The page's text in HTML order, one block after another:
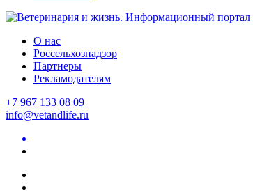
О нас
Россельхознадзор
Партнеры
Рекламодателям
+7 967 133 08 09
info@vetandlife.ru